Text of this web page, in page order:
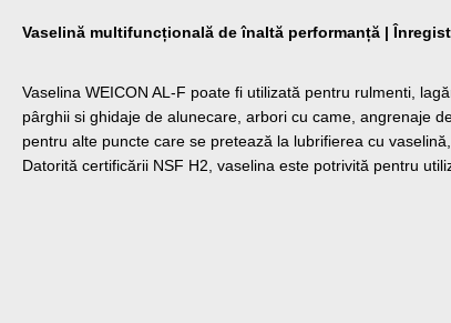
Vaselină multifuncțională de înaltă performanță |
Vaselina WEICON AL-F poate fi utilizată pentru rulmenti,
pârghii si ghidaje de alunecare, arbori cu came, angrenaje
pentru alte puncte care se pretează la lubrifierea cu
Datorită certificării NSF H2, vaselina este potrivită pentru